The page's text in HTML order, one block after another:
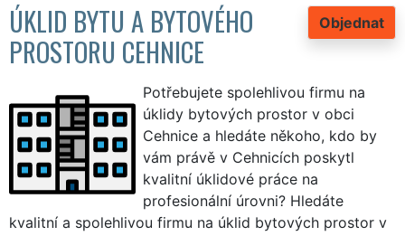
Objednat
ÚKLID BYTU A BYTOVÉHO
PROSTORU CEHNICE
Potřebujete spolehlivou firmu na
úklidy bytových prostor v obci
Cehnice a hledáte někoho, kdo by
vám právě v Cehnicích poskytl
kvalitní úklidové práce na
profesionální úrovni? Hledáte
kvalitní a spolehlivou firmu na úklid bytových prostor v